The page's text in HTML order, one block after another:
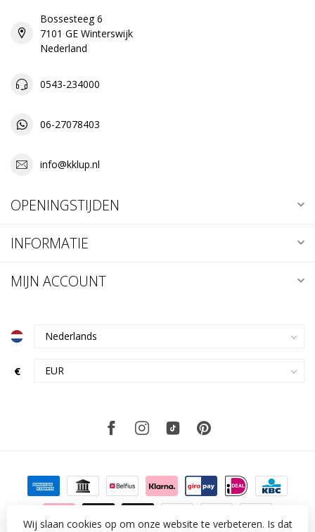
Bossesteeg 6
7101 GE Winterswijk
Nederland
0543-234000
06-27078403
info@kklup.nl
OPENINGSTIJDEN
INFORMATIE
MIJN ACCOUNT
€
Wij slaan cookies op om onze website te verbeteren. Is dat